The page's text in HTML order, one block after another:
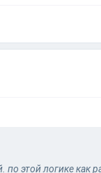
по этой логике как